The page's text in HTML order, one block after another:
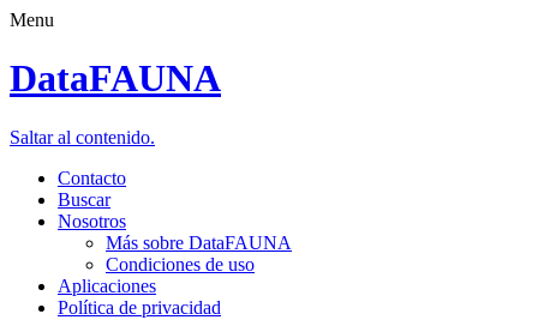
Menu
DataFAUNA
Saltar al contenido.
Contacto
Buscar
Nosotros
Más sobre DataFAUNA
Condiciones de uso
Aplicaciones
Política de privacidad